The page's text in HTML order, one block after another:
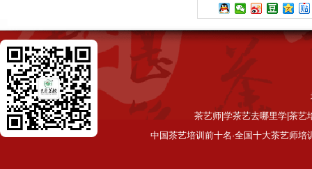
茶艺师|学茶艺去哪里学|茶艺
中国茶艺培训前十名·全国十大茶艺师培